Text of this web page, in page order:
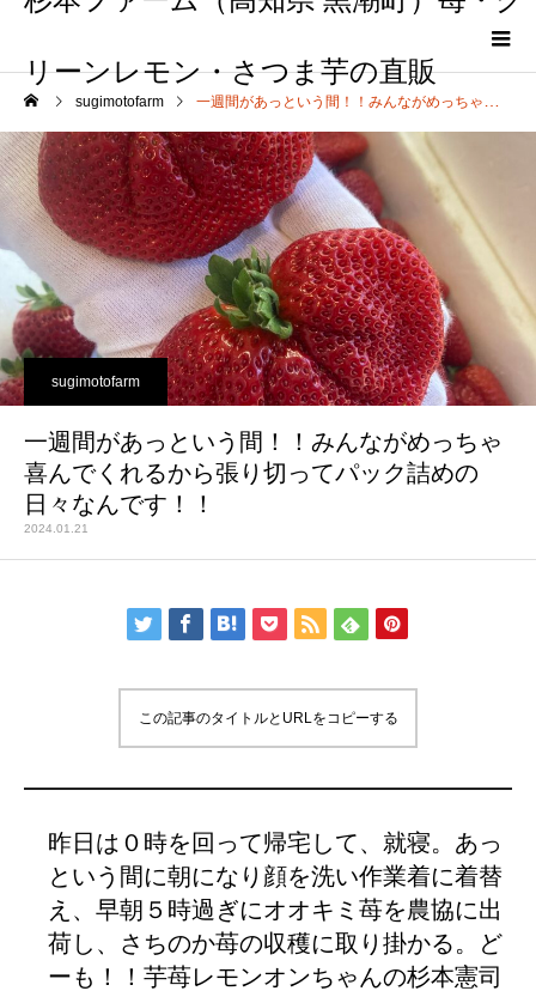
リーンレモン・さつま芋の直販
sugimotofarm 一週間があっという間！！みんながめっちゃ喜んでくれるから張り切ってパック詰めの日々なんです！！
sugimotofarm
一週間があっという間！！みんながめっちゃ
喜んでくれるから張り切ってパック詰めの
日々なんです！！
2024.01.21
この記事のタイトルとURLをコピーする
昨日は０時を回って帰宅して、就寝。あっ
という間に朝になり顔を洗い作業着に着替
え、早朝５時過ぎにオオキミ苺を農協に出
荷し、さちのか苺の収穫に取り掛かる。ど
ーも！！芋苺レモンオンちゃんの杉本憲司